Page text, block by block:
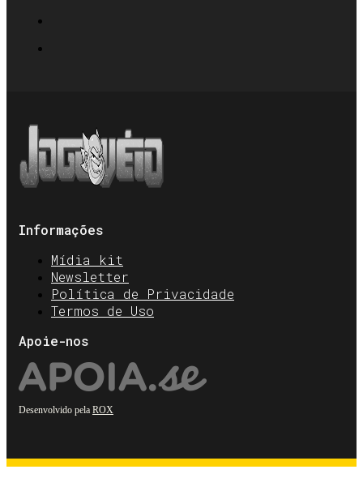
Informações
Mídia kit
Newsletter
Política de Privacidade
Termos de Uso
Apoie-nos
Desenvolvido pela ROX